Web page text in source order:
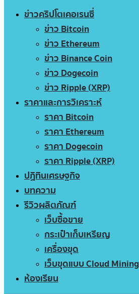
ข่าวคริปโตเคอเรนซี่
ข่าว Bitcoin
ข่าว Ethereum
ข่าว Binance Coin
ข่าว Dogecoin
ข่าว Ripple (XRP)
ราคาและการวิเคราะห์
ราคา Bitcoin
ราคา Ethereum
ราคา Dogecoin
ราคา Ripple (XRP)
ปฏิทินเศรษฐกิจ
บทความ
รีวิวผลิตภัณฑ์
เว็บซื้อขาย
กระเป๋าเก็บเหรียญ
เครื่องขุด
เว็บขุดแบบ Cloud Mining
ห้องเรียน